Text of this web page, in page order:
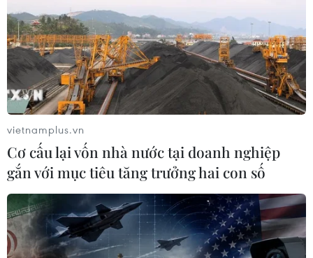
vietnamplus.vn
Cơ cấu lại vốn nhà nước tại doanh nghiệp
gắn với mục tiêu tăng trưởng hai con số